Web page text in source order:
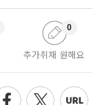
추가취재 원해요
0